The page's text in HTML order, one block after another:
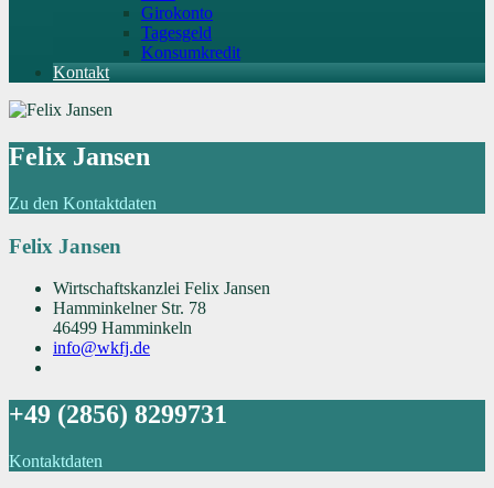
Girokonto
Tagesgeld
Konsumkredit
Kontakt
Felix Jansen
Zu den Kontaktdaten
Felix Jansen
Wirtschaftskanzlei Felix Jansen
Hamminkelner Str. 78
46499 Hamminkeln
info@wkfj.de
+49 (2856) 8299731
Kontaktdaten